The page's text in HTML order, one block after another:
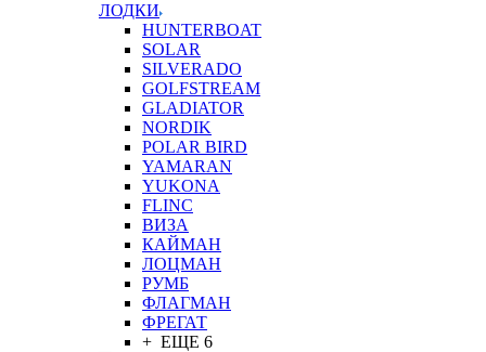
ЛОДКИ
HUNTERBOAT
SOLAR
SILVERADO
GOLFSTREAM
GLADIATOR
NORDIK
POLAR BIRD
YAMARAN
YUKONA
FLINC
ВИЗА
КАЙМАН
ЛОЦМАН
РУМБ
ФЛАГМАН
ФРЕГАТ
+ ЕЩЕ 6